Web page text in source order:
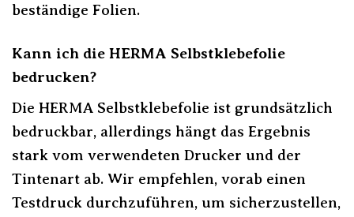
beständige Folien.
Kann ich die HERMA Selbstklebefolie
bedrucken?
Die HERMA Selbstklebefolie ist grundsätzlich
bedruckbar, allerdings hängt das Ergebnis
stark vom verwendeten Drucker und der
Tintenart ab. Wir empfehlen, vorab einen
Testdruck durchzuführen, um sicherzustellen,